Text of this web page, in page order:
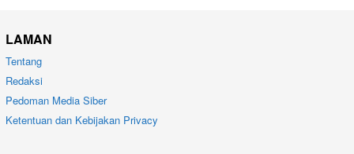
LAMAN
Tentang
Redaksi
Pedoman Media Siber
Ketentuan dan Kebijakan Privacy